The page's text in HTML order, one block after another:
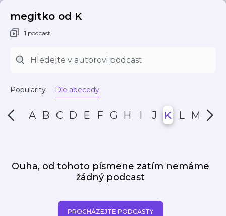
megitko od K
1 podcast
Popularity Dle abecedy
A B C D E F G H I J K L M N
Ouha, od tohoto písmene zatím nemáme
žádný podcast
PROCHÁZEJTE PODCASTY